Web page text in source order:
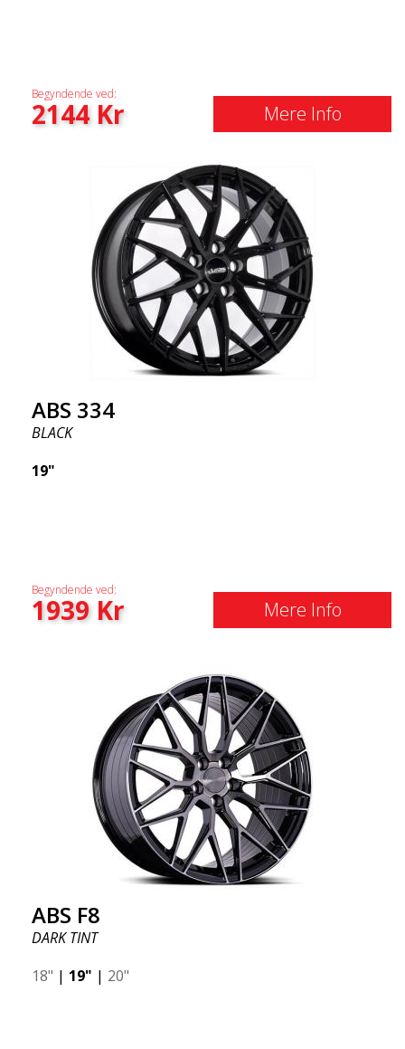
Begyndende ved:
2144Kr Mere Info
ABS 334
BLACK
19"
Begyndende ved:
1939Kr Mere Info
ABS F8
DARK TINT
18" | 19" | 20"